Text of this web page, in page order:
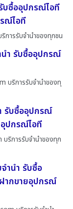
บซื้ออุปกรณ์ไอที
ณ์ไอที
การรับจำนำของทุกชน
ำ รับซื้ออุปกรณ์
บริการรับจำนำของทุ
รับซื้ออุปกรณ์
ปกรณ์ไอที
บริการรับจำนำของทุก
ำนำ รับซื้อ
ากขายอุปกรณ์